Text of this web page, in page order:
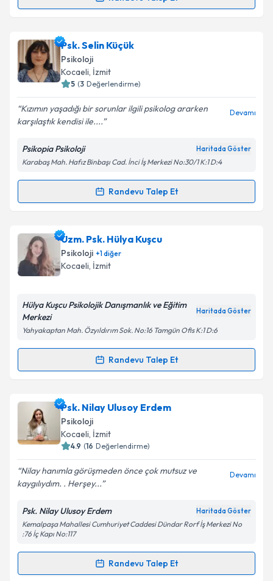
Kişisel verilerimin işlenmesine ilişkinAydınlatma
Takvim Talebini Gönder
Randevu Takvimi Talebi
Uzm. Psk. Dan. Ali Kaya
oluşturun. Size bu uzmandan randevu almanız için bir
takvim hazırlandığında e-posta ile bilgilendireceğiz.
Kişisel verilerimin işlenmesine ilişkin
Aydınlatma
Metni'ni okudum ve kişisel verilerimin belirtilen
kapsamda işlenmesini kabul ediyorum.
Psk. Selin Küçük
Psikoloji
Kocaeli, İzmit
5 (3 Değerlendirme)
Kızımın yaşadığı bir sorunlar ilgili psikolog ararken
karşılaştık kendisi ile....
Devamı
Psikopia Psikoloji Haritada Göster
Karabaş Mah. Hafız Binbaşı Cad. İnci İş Merkezi No:30/1 K:1 D:4
Randevu Talep Et
Randevu Takvimi Talebi
Psk. Selin Küçükiçin randevu takvimi talebi oluşturun.
Size bu uzmandan randevu almanız için bir takvim
hazırlandığında e-posta ile bilgilendireceğiz.
Kişisel verilerimin işlenmesine ilişkinAydınlatma
'ni okudum ve kişisel verilerimin belirtilen
kapsamda işlenmesini kabul ediyorum.
Takvim Talebini Gönder
Uzm. Psk. Hülya Kuşcu
Psikoloji +1diğer
Kocaeli, İzmit
Hülya Kuşcu Psikolojik Danışmanlık ve Eğitim
Merkezi
Haritada Göster
Yahyakaptan Mah. Özyıldırım Sok. No:16 Tamgün Ofis K:1 D:6
Randevu Talep Et
Randevu Takvimi Talebi
Uzm. Psk. Hülya Kuşcuiçin randevu takvimi talebi
oluşturun. Size bu uzmandan randevu almanız için bir
takvim hazırlandığında e-posta ile bilgilendireceğiz.
Kişisel verilerimin işlenmesine ilişkin
Aydınlatma
Metni'ni okudum ve kişisel verilerimin belirtilen
kapsamda işlenmesini kabul ediyorum.
Takvim Talebini Gönder
Psk. Nilay Ulusoy Erdem
Psikoloji
Kocaeli, İzmit
4.9 (16 Değerlendirme)
Nilay hanımla görüşmeden önce çok mutsuz ve
kaygılıydım. . Herşey...
Devamı
Psk. Nilay Ulusoy Erdem Haritada Göster
Kemalpaşa Mahallesi Cumhuriyet Caddesi Dündar Rorf İş Merkezi No
:76 İç Kapı No:117
Randevu Talep Et
Randevu Takvimi Talebi